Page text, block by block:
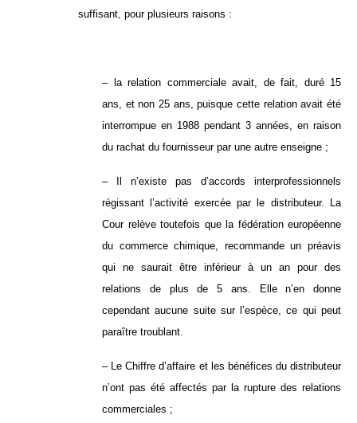
suffisant, pour plusieurs raisons :
– la relation commerciale avait, de fait, duré 15
ans, et non 25 ans, puisque cette relation avait été
interrompue en 1988 pendant 3 années, en raison
du rachat du fournisseur par une autre enseigne ;
– Il n’existe pas d’accords interprofessionnels
régissant l’activité exercée par le distributeur. La
Cour relève toutefois que la fédération européenne
du commerce chimique, recommande un préavis
qui ne saurait être inférieur à un an pour des
relations de plus de 5 ans. Elle n’en donne
cependant aucune suite sur l’espèce, ce qui peut
paraître troublant.
– Le Chiffre d’affaire et les bénéfices du distributeur
n’ont pas été affectés par la rupture des relations
commerciales ;